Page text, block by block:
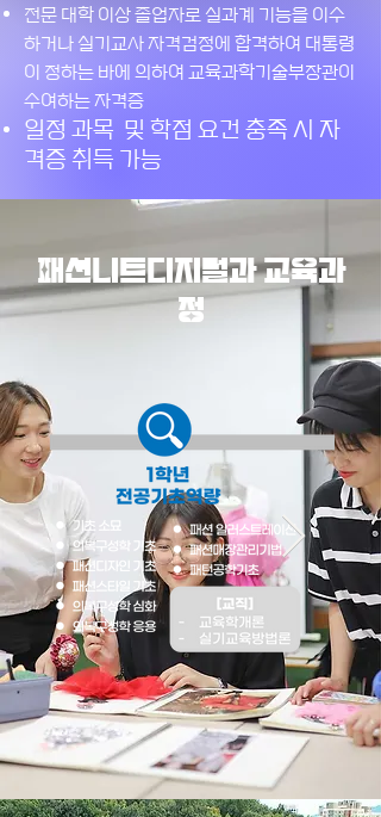
전문 대학 이상 졸업자로 실과계 기능을 이수
하거나 실기교사 자격검정에 합격하여 대통령
이 정하는 바에 의하여 교육과학기술부장관이
수여하는 자격증
일정 과목 및 학점 요건 충족 시 자
격증 취득 가능
패션니트디지털과 교육과
정